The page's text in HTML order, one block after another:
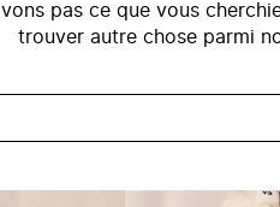
pas ce que vous
trouver autre chose parmi